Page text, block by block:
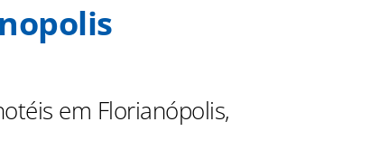
em Florianópolis,